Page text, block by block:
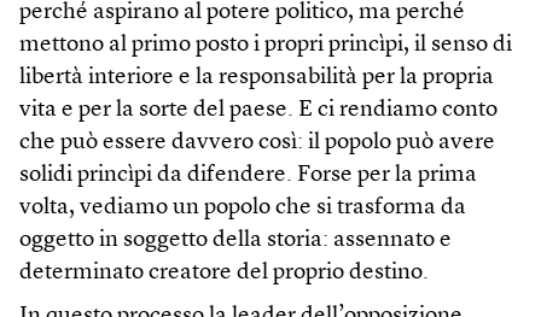
perché aspirano al potere politico, ma perché
mettono al primo posto i propri princìpi, il senso di
libertà interiore e la responsabilità per la propria
vita e per la sorte del paese. E ci rendiamo conto
che può essere davvero così: il popolo può avere
solidi princìpi da difendere. Forse per la prima
volta, vediamo un popolo che si trasforma da
oggetto in soggetto della storia: assennato e
determinato creatore del proprio destino.